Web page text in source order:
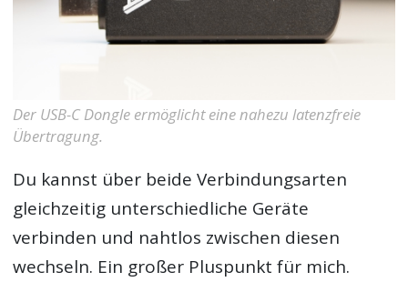
Der USB-C Dongle ermöglicht eine nahezu latenzfreie
Übertragung.
Du kannst über beide Verbindungsarten
gleichzeitig unterschiedliche Geräte
verbinden und nahtlos zwischen diesen
wechseln. Ein großer Pluspunkt für mich.